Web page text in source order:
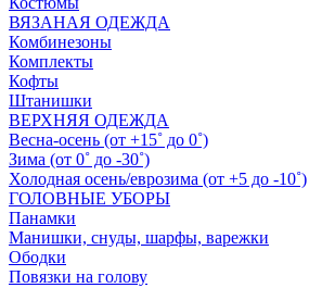
ВЯЗАНАЯ ОДЕЖДА
Комбинезоны
Комплекты
Кофты
Штанишки
ВЕРХНЯЯ ОДЕЖДА
Весна-осень (от +15˚ до 0˚)
Зима (от 0˚ до -30˚)
Холодная осень/еврозима (от +5 до -10˚)
ГОЛОВНЫЕ УБОРЫ
Панамки
Манишки, снуды, шарфы, варежки
Ободки
Повязки на голову